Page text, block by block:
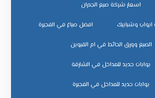
اسعار شركة صبغ الجدران
ابواب وشبابيك افضل صباغ في الفجيرة
الصبغ وورق الحائط في ام القيوين
بوابات حديد للمداخل في الشارقة
بوابات حديد للمداخل في الفجيرة